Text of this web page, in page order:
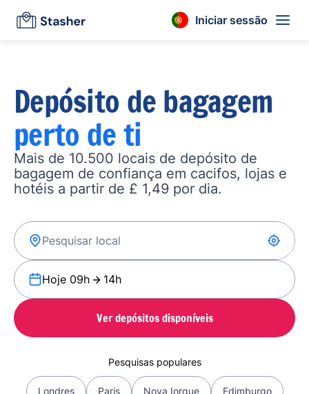
Iniciar sessão
Depósito de bagagem
perto de ti
Mais de 10.500 locais de depósito de
bagagem de confiança em cacifos, lojas e
hotéis a partir de £ 1,49 por dia.
Hoje 09h 14h
Ver depósitos disponíveis
Pesquisas populares
Londres Paris Nova Iorque Edimburgo